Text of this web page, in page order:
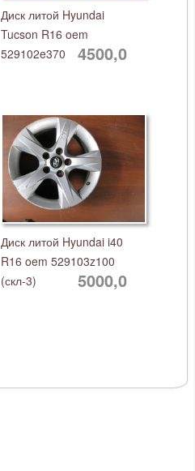
Диск литой Hyundai
Tucson R16 oem
529102e370
4500,0
Диск литой Hyundai i40
R16 oem 529103z100
(скл-3)
5000,0